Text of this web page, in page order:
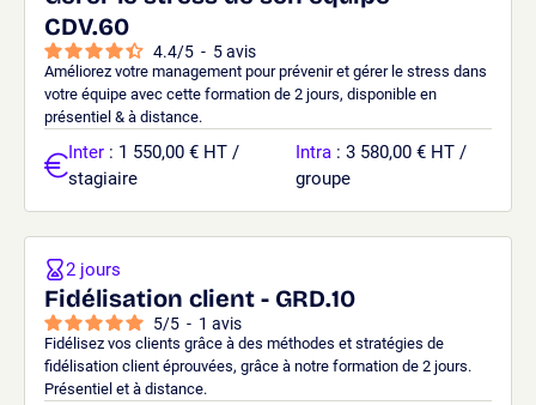
CDV.60
4.4/5 - 5avis
Améliorez votre management pour prévenir et gérer le stress dans
votre équipe avec cette formation de 2 jours, disponible en
présentiel & à distance.
Inter : 1 550,00 € HT /
stagiaire
Intra : 3 580,00 € HT /
groupe
Fidélisation client - GRD.10
5/5 - 1 avis
Fidélisez vos clients grâce à des méthodes et stratégies de
fidélisation client éprouvées, grâce à notre formation de 2 jours.
Présentiel et à distance.
2 jours